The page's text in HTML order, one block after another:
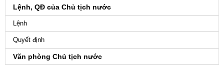
Lệnh, QĐ của Chủ tịch nước
Lệnh
Quyết định
Văn phòng Chủ tịch nước